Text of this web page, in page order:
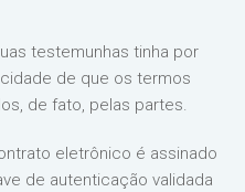
testemunhas tinha por
de que os termos
de fato, pelas partes.
eletrônico é assinado
de autenticação validada